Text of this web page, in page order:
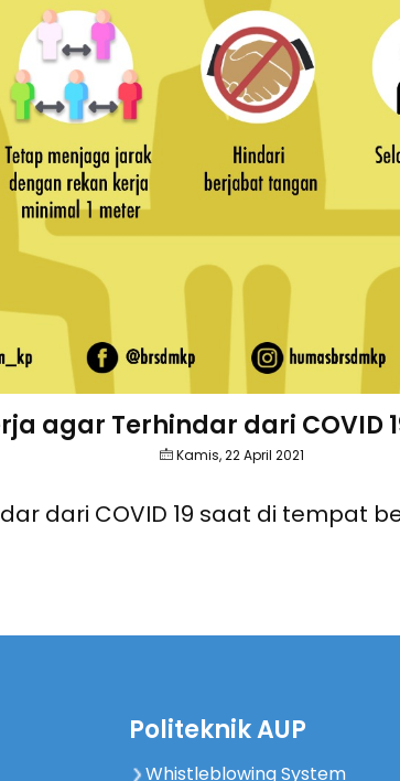
agar Terhindar dari COVID
Kamis, 22 April 2021
dari COVID 19 saat di tempat
Politeknik AUP
Whistleblowing System